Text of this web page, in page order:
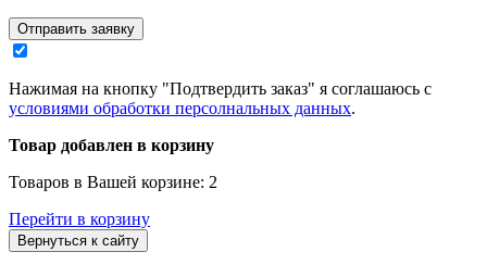
Отправить заявку
Нажимая на кнопку "Подтвердить заказ" я соглашаюсь с
условиями обработки персолнальных данных.
Товар добавлен в корзину
Товаров в Вашей корзине: 2
Перейти в корзину
Вернуться к сайту